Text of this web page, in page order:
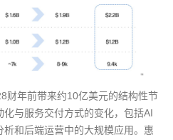
财年前带来约10亿美元的结构性节
与服务交付方式的变化，包括AI
和后端运营中的大规模应用。惠